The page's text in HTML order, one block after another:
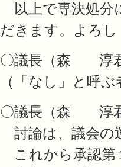
以上で専決処分
だきます。よろ
〇議長（森 淳
（「なし」と呼
〇議長（森 淳
討論は、議会の
これから承認第